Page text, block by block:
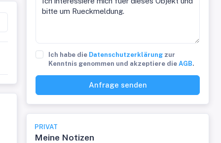
Ich habe die Datenschutzerklärung zur
Kenntnis genommen und akzeptiere dieAGB.
Anfrage senden
PRIVAT
Meine Notizen